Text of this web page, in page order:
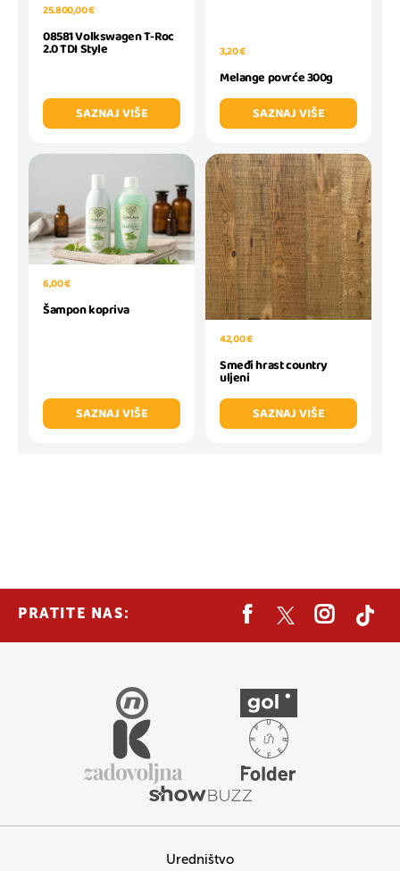
25.800,00 €
08581 Volkswagen T-Roc
2.0 TDI Style
SAZNAJ VIŠE
3,20 €
Melange povrće 300g
SAZNAJ VIŠE
6,00 €
Šampon kopriva
SAZNAJ VIŠE
42,00 €
Smeđi hrast country
uljeni
SAZNAJ VIŠE
PRATITE NAS:
Uredništvo